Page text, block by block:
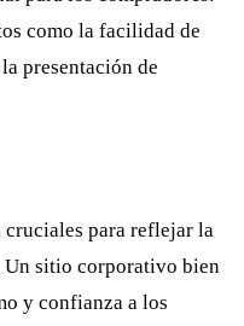
como la facilidad de
presentación de
cruciales para reflejar la
Un sitio corporativo bien
y confianza a los